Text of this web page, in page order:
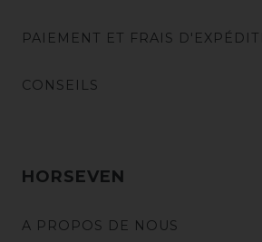
PAIEMENT ET FRAIS
CONSEILS
HORSEVEN
A PROPOS DE NOUS